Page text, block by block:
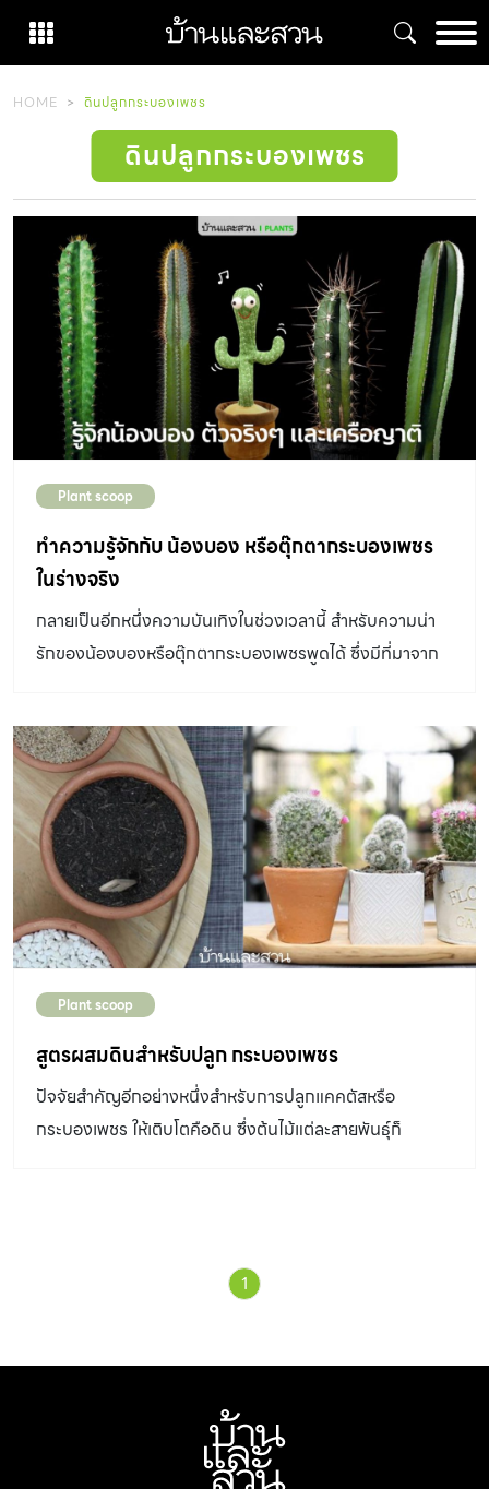
content
HOME ดินปลูกกระบองเพชร
ดินปลูกกระบองเพชร
Plant scoop
ทำความรู้จักกับ น้องบอง หรือตุ๊กตากระบองเพชร
ในร่างจริง
กลายเป็นอีกหนึ่งความบันเทิงในช่วงเวลานี้ สำหรับความน่า
รักของน้องบองหรือตุ๊กตากระบองเพชรพูดได้ ซึ่งมีที่มาจาก
โซเชียลเพียงชั่วข้ามคืน บ้านและสวนจึงขอหยิบเอาลักษณะ
ความน่ารักของตัวน้องบองมาลองจินตนาการดูว่าหากเจ้า
กระบอกเพชรตัวนี้มีตัวตนอยู่จริงแล้ว น่าจะมีร่างจริงเหมือน
กระบองเพชรหรือแคคตัสชนิดใดได้บ้าง? กระบองเพชร สกุล
เทอโรแคคตัส Pterocactus ลักษณะทั่วไปมีรากเป็นโขดไว้
สะสมอาหารอยู่ใต้ดิน ลำต้นเป็นกิ่งยาวทรงรีหรือเป็นตุ้มกลม
สั้น ปกคลุมด้วยหนามเล็กๆ กระจุกเป็นกลุ่มหรือแผ่ไปรอบๆ
มีดอกสีสันต่างกัน พบในภาคตะวันตกและตอนใต้ของประเทศ
อาร์เจนตินา ตั้งแต่ความสูง 0-3,050 เมตรเหนือระดับน้ำทะเล
มีการสืบพันธุ์ที่ประหลาด คือ ฤดูหนาวจะสลัดกิ่งที่ยาวออก
เพื่อให้ลมพัดพากิ่งไปตกยังที่อื่น ก่อนกลายเป็นต้นใหม่
กระบองเพชร สกุลอิชินอปซิส Echinopsis ลักษณะทั่วไป
ใหญ่จะมีสีขาวและชมพูอ่อน บานตอนกลางคืนและโรยตอนเช้า
ของวันรุ่งขึ้น ส่วนชนิดที่มีสีสันสดใสจะบานตอนกลางวัน มี
บราซิล พบตามซอกหินหรือบริเวณดินทราย ระบายน้ำได้ดี
กระบองเพชร สกุลซีรีอุส Cereus ลักษณะทั่วไปเป็นไม้ลำ
ขนาดใหญ่ สูงได้ถึง 12 […]
Plant scoop
สูตรผสมดินสำหรับปลูก กระบองเพชร
ปัจจัยสำคัญอีกอย่างหนึ่งสำหรับการปลูกแคคตัสหรือ
กระบองเพชร ให้เติบโตคือดิน ซึ่งต้นไม้แต่ละสายพันธุ์ก็
1